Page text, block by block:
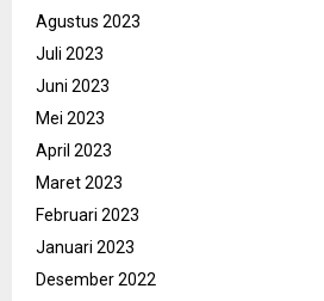
Agustus 2023
Juli 2023
Juni 2023
Mei 2023
April 2023
Maret 2023
Februari 2023
Januari 2023
Desember 2022